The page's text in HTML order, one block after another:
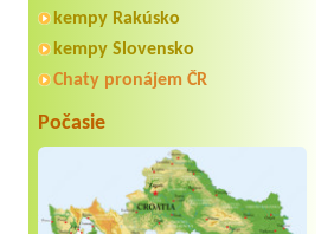
kempy Rakúsko
kempy Slovensko
Chaty pronájem ČR
Počasie